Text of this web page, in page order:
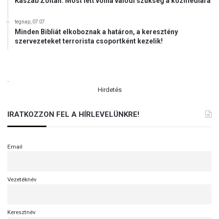
tegnap, 07:07
Minden Bibliát elkoboznak a határon, a keresztény
szervezeteket terrorista csoportként kezelik!
Hirdetés
IRATKOZZON FEL A HÍRLEVELÜNKRE!
Email
Vezetéknév
Keresztnév